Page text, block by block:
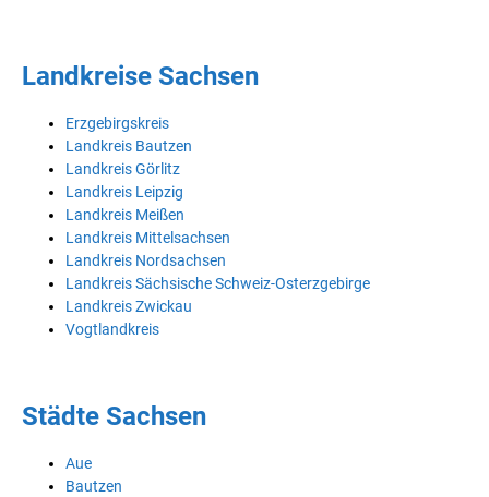
Landkreise Sachsen
Erzgebirgskreis
Landkreis Bautzen
Landkreis Görlitz
Landkreis Leipzig
Landkreis Meißen
Landkreis Mittelsachsen
Landkreis Nordsachsen
Landkreis Sächsische Schweiz-Osterzgebirge
Landkreis Zwickau
Vogtlandkreis
Städte Sachsen
Aue
Bautzen